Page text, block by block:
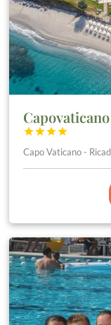




Capo Vaticano -